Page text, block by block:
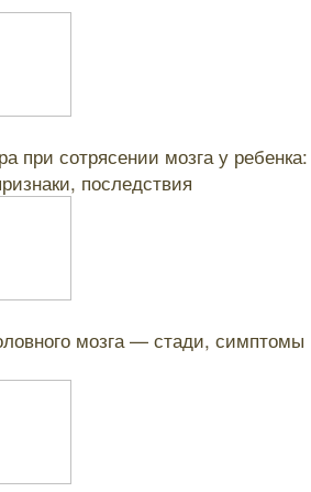
при сотрясении мозга у ребенка:
последствия
мозга — стади, симптомы